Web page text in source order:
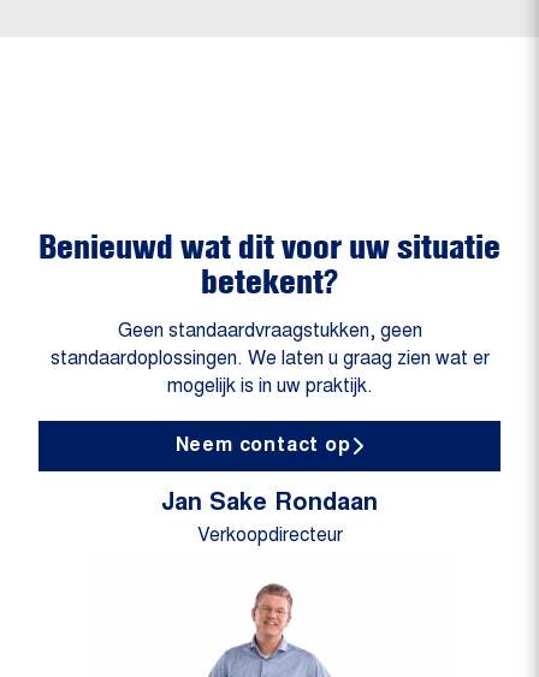
Benieuwd wat dit voor uw situatie
betekent?
Geen standaardvraagstukken, geen
standaardoplossingen. We laten u graag zien wat er
mogelijk is in uw praktijk.
Neem contact op
Jan Sake Rondaan
Verkoopdirecteur